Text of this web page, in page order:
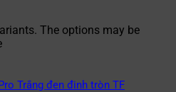
The options may be
Trắng đen đinh tròn TF